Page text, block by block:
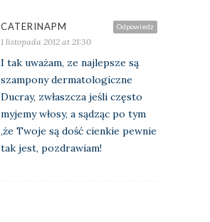
Odpowiedz
CATERINAPM
1 listopada 2012 at 21:30
I tak uważam, ze najlepsze są
szampony dermatologiczne
Ducray, zwłaszcza jeśli często
myjemy włosy, a sądząc po tym
,że Twoje są dość cienkie pewnie
tak jest, pozdrawiam!